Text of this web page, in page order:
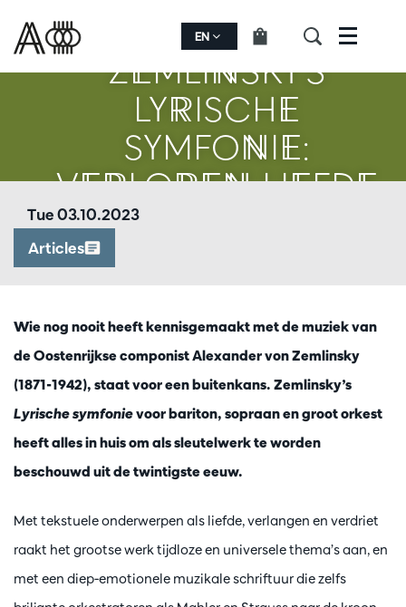
EN Menu
ZEMLINSKY’S
LYRISCHE
SYMFONIE:
VERLOREN LIEFDE
Articles
Tue 03.10.2023
Wie nog nooit heeft kennisgemaakt met de muziek van
de Oostenrijkse componist Alexander von Zemlinsky
(1871-1942), staat voor een buitenkans. Zemlinsky’s
Lyrische symfonievoor bariton, sopraan en groot orkest
heeft alles in huis om als sleutelwerk te worden
beschouwd uit de twintigste eeuw.
Met tekstuele onderwerpen als liefde, verlangen en verdriet
raakt het grootse werk tijdloze en universele thema’s aan, en
met een diep-emotionele muzikale schriftuur die zelfs